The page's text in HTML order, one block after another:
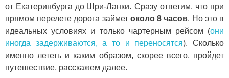
от Екатеринбурга до Шри-Ланки. Сразу ответим, что при
прямом перелете дорога займет около 8 часов. Но это в
идеальных условиях и только чартерным рейсом (они
иногда задерживаются, а то и переносятся). Сколько
именно лететь и каким образом, скорее всего, пройдет
путешествие, расскажем далее.